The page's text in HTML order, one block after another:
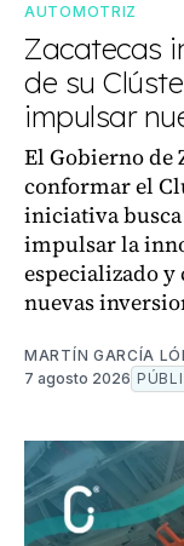
AUTOMOTRIZ
Zacatecas
de su
impulsar
El Gobierno de
conformar el
iniciativa
impulsar la
especializado
nuevas
MARTÍN GARCÍA
7 agosto 2026